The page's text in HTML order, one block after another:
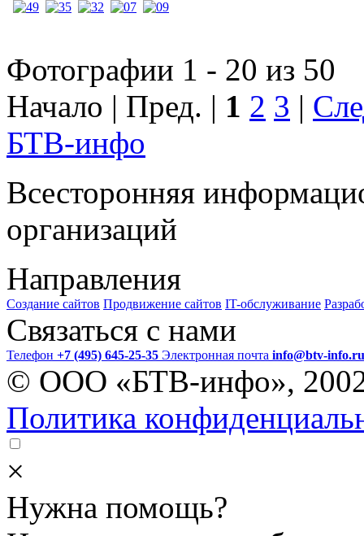
Фотографии 1 - 20 из 50
Начало | Пред. | 1 2 3 |
БТВ-инфо
Всесторонняя
организаций
Направления
Создание сайтов Продвижение сайтов IT-обслуживание
Связаться с нами
Телефон +7 (495) 645-25-35 Электронная почта info@btv-info.ru
© ООО «БТВ-инфо»,
Политика
×
Нужна помощь?